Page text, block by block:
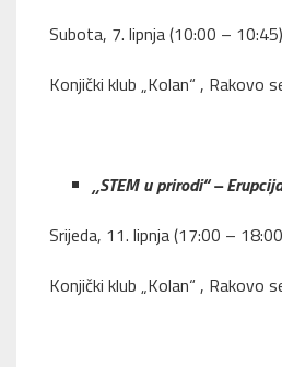
Subota, 7. lipnja (10:00 – 10:45)
Konjički klub „Kolan“ , Rakovo
„STEM u prirodi“ –
Srijeda, 11. lipnja (17:00 –
Konjički klub „Kolan“ , Rakovo